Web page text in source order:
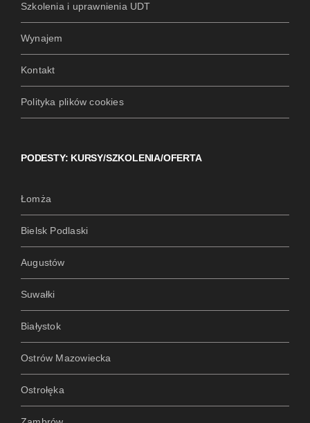
Szkolenia i uprawnienia UDT
Wynajem
Kontakt
Polityka plików cookies
PODESTY: KURSY/SZKOLENIA/OFERTA
Łomża
Bielsk Podlaski
Augustów
Suwałki
Białystok
Ostrów Mazowiecka
Ostrołęka